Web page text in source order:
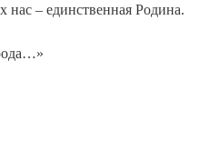
нас – единственная Родина.